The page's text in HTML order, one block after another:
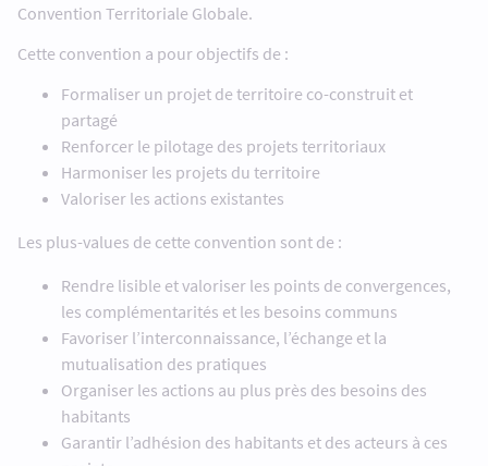
Convention Territoriale Globale.
Cette convention a pour objectifs de :
Formaliser un projet de territoire co-construit et
partagé
Renforcer le pilotage des projets territoriaux
Harmoniser les projets du territoire
Valoriser les actions existantes
Les plus-values de cette convention sont de :
Rendre lisible et valoriser les points de convergences,
les complémentarités et les besoins communs
Favoriser l’interconnaissance, l’échange et la
mutualisation des pratiques
Organiser les actions au plus près des besoins des
habitants
Garantir l’adhésion des habitants et des acteurs à ces